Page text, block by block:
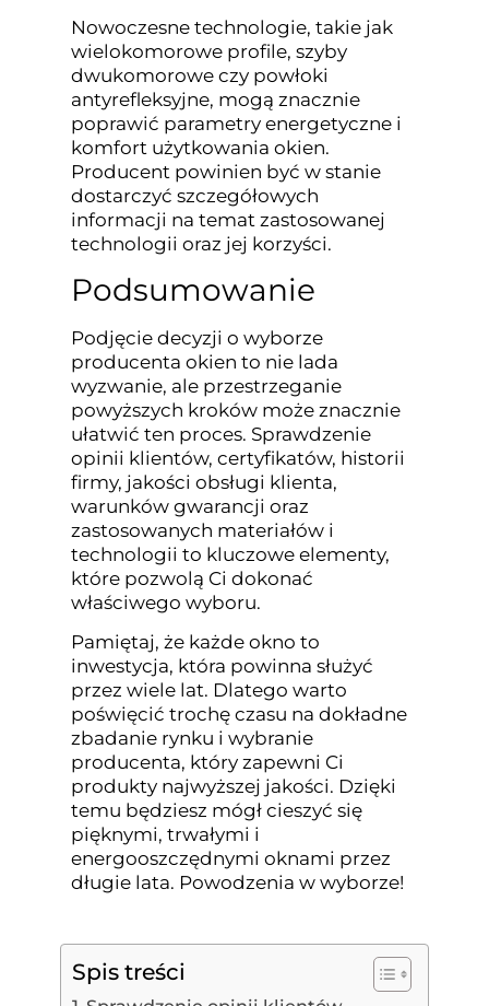
Nowoczesne technologie, takie jak
wielokomorowe profile, szyby
dwukomorowe czy powłoki
antyrefleksyjne, mogą znacznie
poprawić parametry energetyczne i
komfort użytkowania okien.
Producent powinien być w stanie
dostarczyć szczegółowych
informacji na temat zastosowanej
technologii oraz jej korzyści.
Podsumowanie
Podjęcie decyzji o wyborze
producenta okien to nie lada
wyzwanie, ale przestrzeganie
powyższych kroków może znacznie
ułatwić ten proces. Sprawdzenie
opinii klientów, certyfikatów, historii
firmy, jakości obsługi klienta,
warunków gwarancji oraz
zastosowanych materiałów i
technologii to kluczowe elementy,
które pozwolą Ci dokonać
właściwego wyboru.
Pamiętaj, że każde okno to
inwestycja, która powinna służyć
przez wiele lat. Dlatego warto
poświęcić trochę czasu na dokładne
zbadanie rynku i wybranie
producenta, który zapewni Ci
produkty najwyższej jakości. Dzięki
temu będziesz mógł cieszyć się
pięknymi, trwałymi i
energooszczędnymi oknami przez
długie lata. Powodzenia w wyborze!
Spis treści